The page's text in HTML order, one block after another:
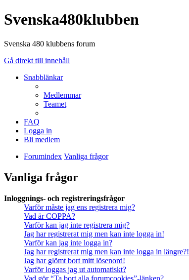
Svenska480klubben
Svenska 480 klubbens forum
Gå direkt till innehåll
Snabblänkar
Medlemmar
Teamet
FAQ
Logga in
Bli medlem
Forumindex Vanliga frågor
Vanliga frågor
Inloggnings- och registreringsfrågor
Varför måste jag ens registrera mig?
Vad är COPPA?
Varför kan jag inte registrera mig?
Jag har registrerat mig men kan inte logga in!
Varför kan jag inte logga in?
Jag har registrerat mig men kan inte logga in längre?!
Jag har glömt bort mitt lösenord!
Varför loggas jag ut automatiskt?
Vad gör “Ta bort alla forumcookies”-länken?